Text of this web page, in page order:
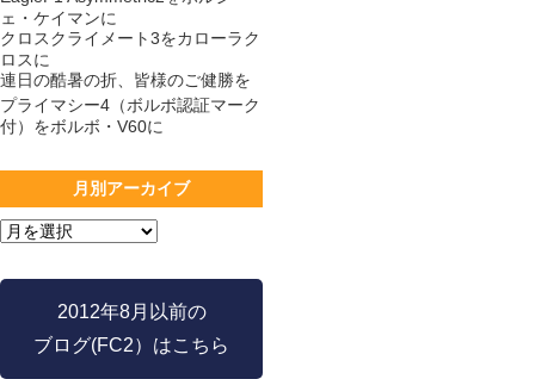
ェ・ケイマンに
クロスクライメート3をカローラク
ロスに
連日の酷暑の折、皆様のご健勝を
プライマシー4（ボルボ認証マーク
付）をボルボ・V60に
月別アーカイブ
2012年8月以前の
ブログ(FC2）はこちら